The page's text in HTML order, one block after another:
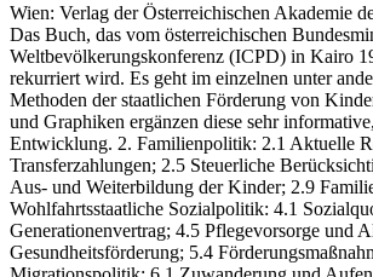
Wien: Verlag der Österreichischen Akademie
Das Buch, das vom österreichischen
Weltbevölkerungskonferenz (ICPD) in Kairo
rekurriert wird. Es geht im einzelnen unter
Methoden der staatlichen Förderung von
und Graphiken ergänzen diese sehr
Entwicklung. 2. Familienpolitik: 2.1 Aktuelle
Transferzahlungen; 2.5 Steuerliche
Aus- und Weiterbildung der Kinder; 2.9
Wohlfahrtsstaatliche Sozialpolitik: 4.1
Generationenvertrag; 4.5 Pflegevorsorge und
Gesundheitsförderung; 5.4